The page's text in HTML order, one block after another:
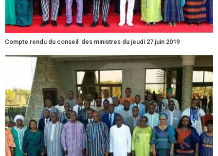
Compte rendu du conseil des ministres du jeudi 27 juin 2019